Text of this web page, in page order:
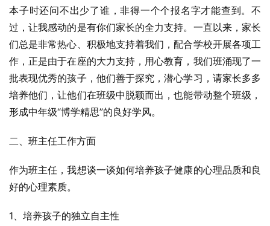
本子时还问不出少了谁，非得一个个报名字才能查到。不
过，让我感动的是有你们家长的全力支持。一直以来，家长
们总是非常热心、积极地支持着我们，配合学校开展各项工
作，正是由于在座的大力支持，用心教育，我们班涌现了一
批表现优秀的孩子，他们善于探究，潜心学习，请家长多多
培养他们，让他们在班级中脱颖而出，也能带动整个班级，
形成中年级“博学精思”的良好学风。
二、班主任工作方面
作为班主任，我想谈一谈如何培养孩子健康的心理品质和良
好的心理素质。
1、培养孩子的独立自主性